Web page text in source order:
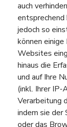
auch
entsprechend
jedoch so
können
Websites
hinaus die
und auf Ihre
(inkl. Ihrer IP-
Verarbeitung
indem sie der
oder das